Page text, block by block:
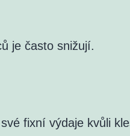
je často snižují.
fixní výdaje kvůli